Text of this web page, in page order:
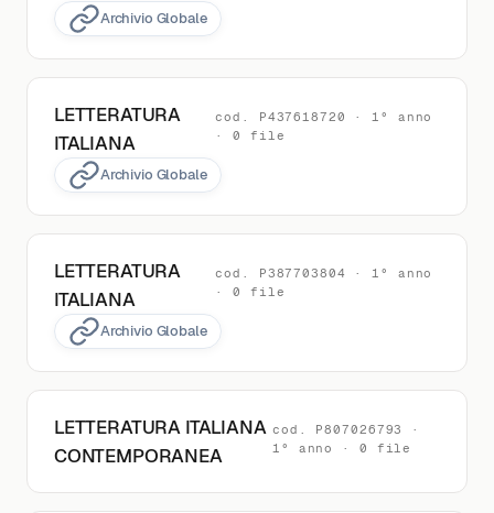
Archivio Globale
LETTERATURA
ITALIANA
cod. P437618720 · 1° anno
· 0 file
Archivio Globale
LETTERATURA
ITALIANA
cod. P387703804 · 1° anno
· 0 file
Archivio Globale
LETTERATURA ITALIANA
CONTEMPORANEA
cod. P807026793 ·
1° anno · 0 file